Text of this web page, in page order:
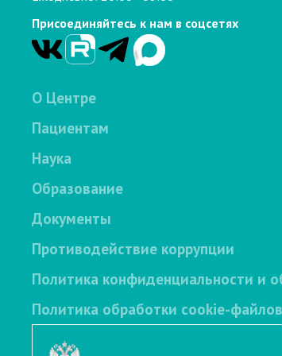
Присоединяйтесь к нам в соцсетях
О Центре
Пациентам
Наука
Образование
Документы
Противодействие коррупции
Политика конфиденциальности и
Политика обработки cookie-файлов